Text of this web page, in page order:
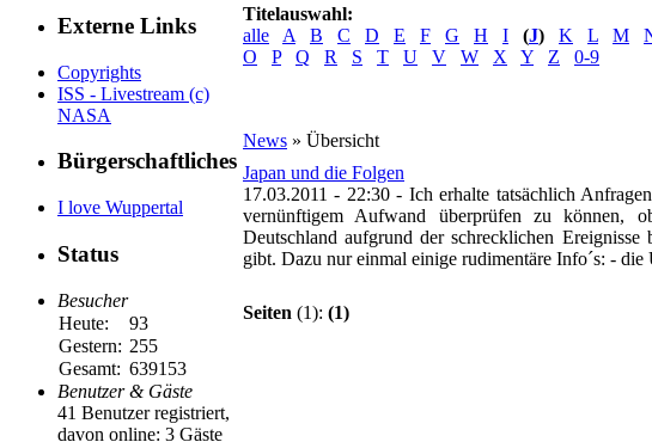
Externe Links
Copyrights
ISS - Livestream (c)
NASA
Bürgerschaftliches
I love Wuppertal
Status
Besucher
Heute:
93
Gestern: 255
Gesamt: 639153
Benutzer & Gäste
41 Benutzer registriert,
davon online: 3 Gäste
Titelauswahl:
alle
A B C D E F G H I (J) K L M
O
P Q R S T U V W X Y Z 0-9
News » Übersicht
Japan und die Folgen
17.03.2011 - 22:30- Ich erhalte tatsächlich
vernünftigem Aufwand überprüfen zu können,
Deutschland aufgrund der schrecklichen Ereignisse
gibt. Dazu nur einmal einige rudimentäre Info´s: - die
Seiten (1): (1)